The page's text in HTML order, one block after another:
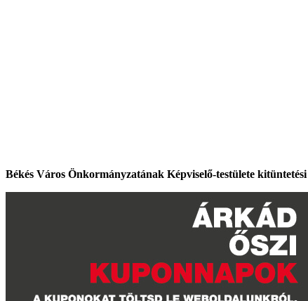
Békés Város Önkormányzatának Képviselő-testülete